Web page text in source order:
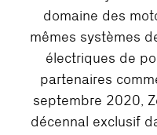
domaine des
mêmes systèmes
électriques de
partenaires
septembre 2020,
décennal exclusif